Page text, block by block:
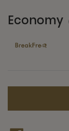
Economy